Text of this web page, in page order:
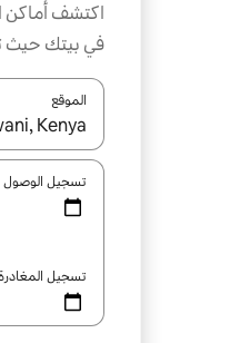
اكتشف أماكن
في بيتك حيث
الموقع
عند توفر
تسجيل الوصول
تسجيل